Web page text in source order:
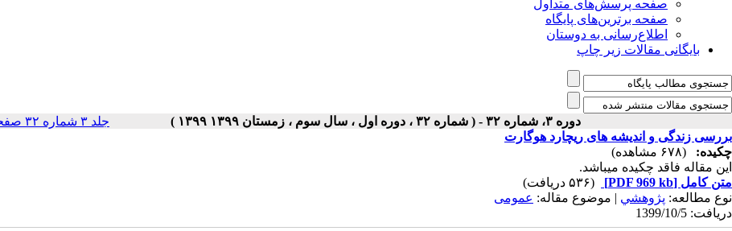
صفحه پرسش‌های متداول
صفحه برترین‌های پایگاه
اطلاع‌رسانی به دوستان
بایگانی مقالات زیر چاپ
دوره ۳، شماره ۳۲ - ( شماره ۳۲ ، دوره اول ، سال سوم ، زمستان ۱۳۹۹ ۱۳۹۹ ) جلد ۳ شماره ۳۲ صفحات ۵-۱
بررسی زندگی و اندیشه های ریچارد هوگارت
چکیده:
(۶۷۸ مشاهده)
این مقاله فاقد چکیده می​باشد.
متن کامل [PDF 969 kb]
(۵۳۶ دریافت)
نوع مطالعه: پژوهشي | موضوع مقاله: عمومى
دریافت: 1399/10/5